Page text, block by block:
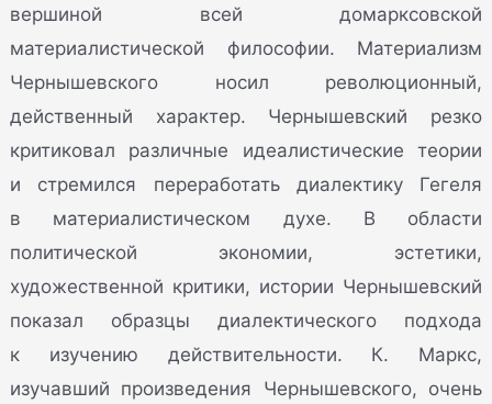
вершиной всей домарксовской
материалистической философии. Материализм
Чернышевского носил революционный,
действенный характер. Чернышевский резко
критиковал различные идеалистические теории
и стремился переработать диалектику Гегеля
в материалистическом духе. В области
политической экономии, эстетики,
художественной критики, истории Чернышевский
показал образцы диалектического подхода
к изучению действительности. К. Маркс,
изучавший произведения Чернышевского, очень